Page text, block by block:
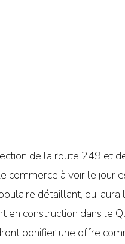
de la route 249 et
commerce à voir le jour
détaillant, qui aura
en construction dans le
bonifier une offre